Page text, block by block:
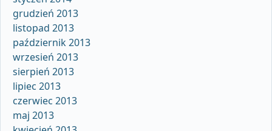
grudzień 2013
listopad 2013
październik 2013
wrzesień 2013
sierpień 2013
lipiec 2013
czerwiec 2013
maj 2013